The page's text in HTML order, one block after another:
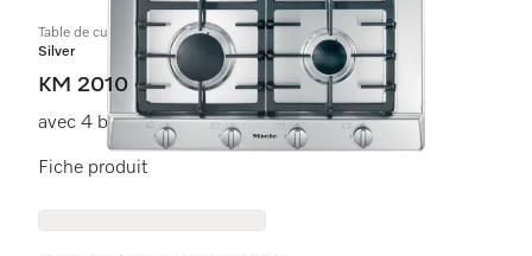
Table de cuisson au gaz
Silver
KM 2010
avec 4 brûleurs
Fiche produit